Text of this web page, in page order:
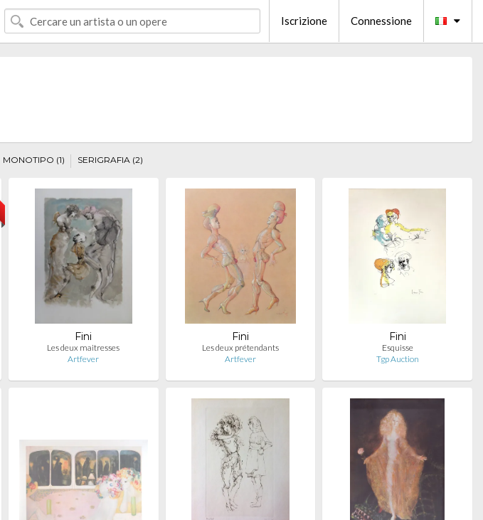
Iscrizione Connessione
MONOTIPO (1) SERIGRAFIA (2)
Fini
Les deux maitresses
Artfever
Fini
Les deux prétendants
Artfever
Fini
Esquisse
Tgp Auction